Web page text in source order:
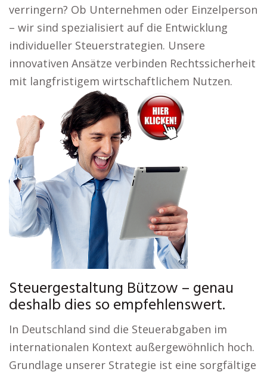
verringern? Ob Unternehmen oder Einzelperson
– wir sind spezialisiert auf die Entwicklung
individueller Steuerstrategien. Unsere
innovativen Ansätze verbinden Rechtssicherheit
mit langfristigem wirtschaftlichem Nutzen.
Steuergestaltung Bützow – genau
deshalb dies so empfehlenswert.
In Deutschland sind die Steuerabgaben im
internationalen Kontext außergewöhnlich hoch.
Grundlage unserer Strategie ist eine sorgfältige